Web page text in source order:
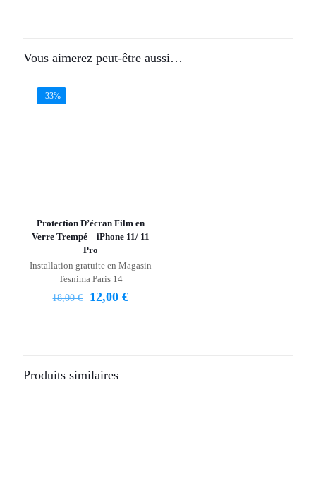
Vous aimerez peut-être aussi…
-33%
Protection D’écran Film en
Verre Trempé – iPhone 11/ 11
Pro
Installation gratuite en Magasin
Tesnima Paris 14
18,00€ 12,00€
Produits similaires